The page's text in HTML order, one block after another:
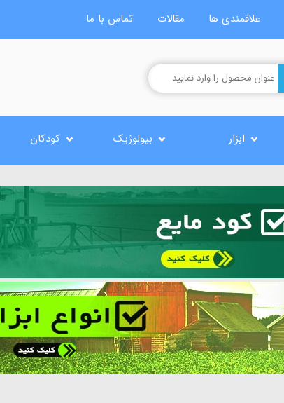
تماس با ما مقالات علاقمندی ها
ابزار بیولوژیک کودکان